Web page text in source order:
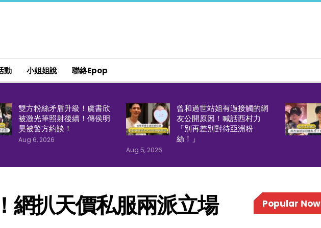
動 小姐姐說 聯絡epop
雙方粉絲矛盾升級！虞書欣
被激光筆照射後續！傳侯明
昊被警方約談！
Aug 6, 2026
曾和過世站姐有過接觸的網
友公開原因！喊話西村力
「別再差別對待亞洲粉
絲！」
Aug 5, 2026
網扒天價私服兩派立場
Popular Now